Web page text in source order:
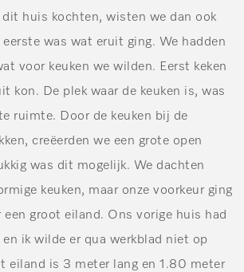
dit huis kochten, wisten we dan ook
was wat eruit ging. We hadden
voor keuken we wilden. Eerst keken
kon. De plek waar de keuken is, was
ruimte. Door de keuken bij de
creëerden we een grote open
was dit mogelijk. We dachten
keuken, maar onze voorkeur ging
een groot eiland. Ons vorige huis had
en ik wilde er qua werkblad niet op
eiland is 3 meter lang en 1.80 meter